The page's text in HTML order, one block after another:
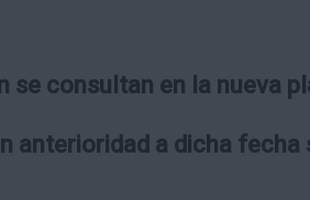
se consultan en la nueva
anterioridad a dicha fecha